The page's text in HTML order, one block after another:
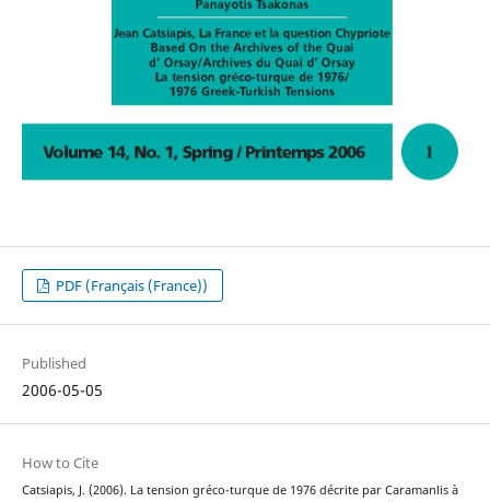
PDF (Français (France))
Published
2006-05-05
How to Cite
Catsiapis, J. (2006). La tension gréco-turque de 1976 décrite par Caramanlis à